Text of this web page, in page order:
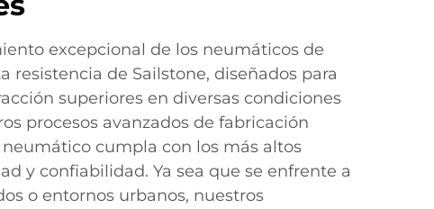
excepcional de los neumáticos de
resistencia de Sailstone, diseñados para
superiores en diversas condiciones
procesos avanzados de fabricación
cumpla con los más altos
y confiabilidad. Ya sea que se enfrente a
o entornos urbanos, nuestros